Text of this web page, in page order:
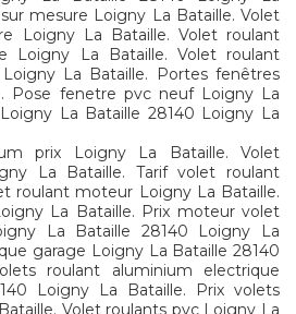
mesure Loigny La Bataille. Volet
Loigny La Bataille. Volet roulant
Loigny La Bataille. Volet roulant
La Bataille. Portes fenêtres
Pose fenetre pvc neuf Loigny La
La Bataille 28140 Loigny La
prix Loigny La Bataille. Volet
La Bataille. Tarif volet roulant
roulant moteur Loigny La Bataille.
La Bataille. Prix moteur volet
La Bataille 28140 Loigny La
garage Loigny La Bataille 28140
roulant aluminium electrique
Loigny La Bataille. Prix volets
Volet roulants pvc Loigny La